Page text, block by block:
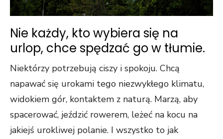
Nie każdy, kto wybiera się na
urlop, chce spędzać go w tłumie.
Niektórzy potrzebują ciszy i spokoju. Chcą
napawać się urokami tego niezwykłego klimatu,
widokiem gór, kontaktem z naturą. Marzą, aby
spacerować, jeździć rowerem, leżeć na kocu na
jakiejś urokliwej polanie. I wszystko to jak